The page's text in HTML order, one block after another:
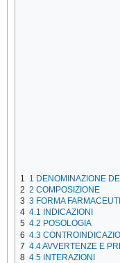
1
1 DENOMINAZIONE
2 2 COMPOSIZIONE
3 3 FORMA
4 4.1 INDICAZIONI
5 4.2 POSOLOGIA
6 4.3
7 4.4 AVVERTENZE E
8 4.5 INTERAZIONI